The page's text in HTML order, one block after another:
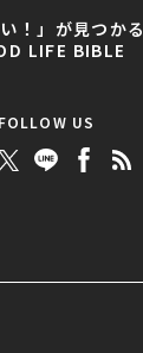
い！」が見つかる
LIFE BIBLE
FOLLOW US